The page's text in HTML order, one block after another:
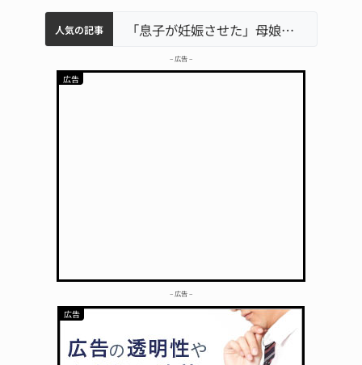
人気の記事
名張市水道料金47％値上げへ 答申案、審議会で大筋まとまる
中学校の陶壁モニュメント 地元建設会社がボランティアで清掃 伊賀名張市立病院のDMAT、熊本地震の被災地へ 能登以来3回目の派遣 「息子が妊娠させた」母娘だまされ400万円詐欺被害 名張
– 広告 –
– 広告 –